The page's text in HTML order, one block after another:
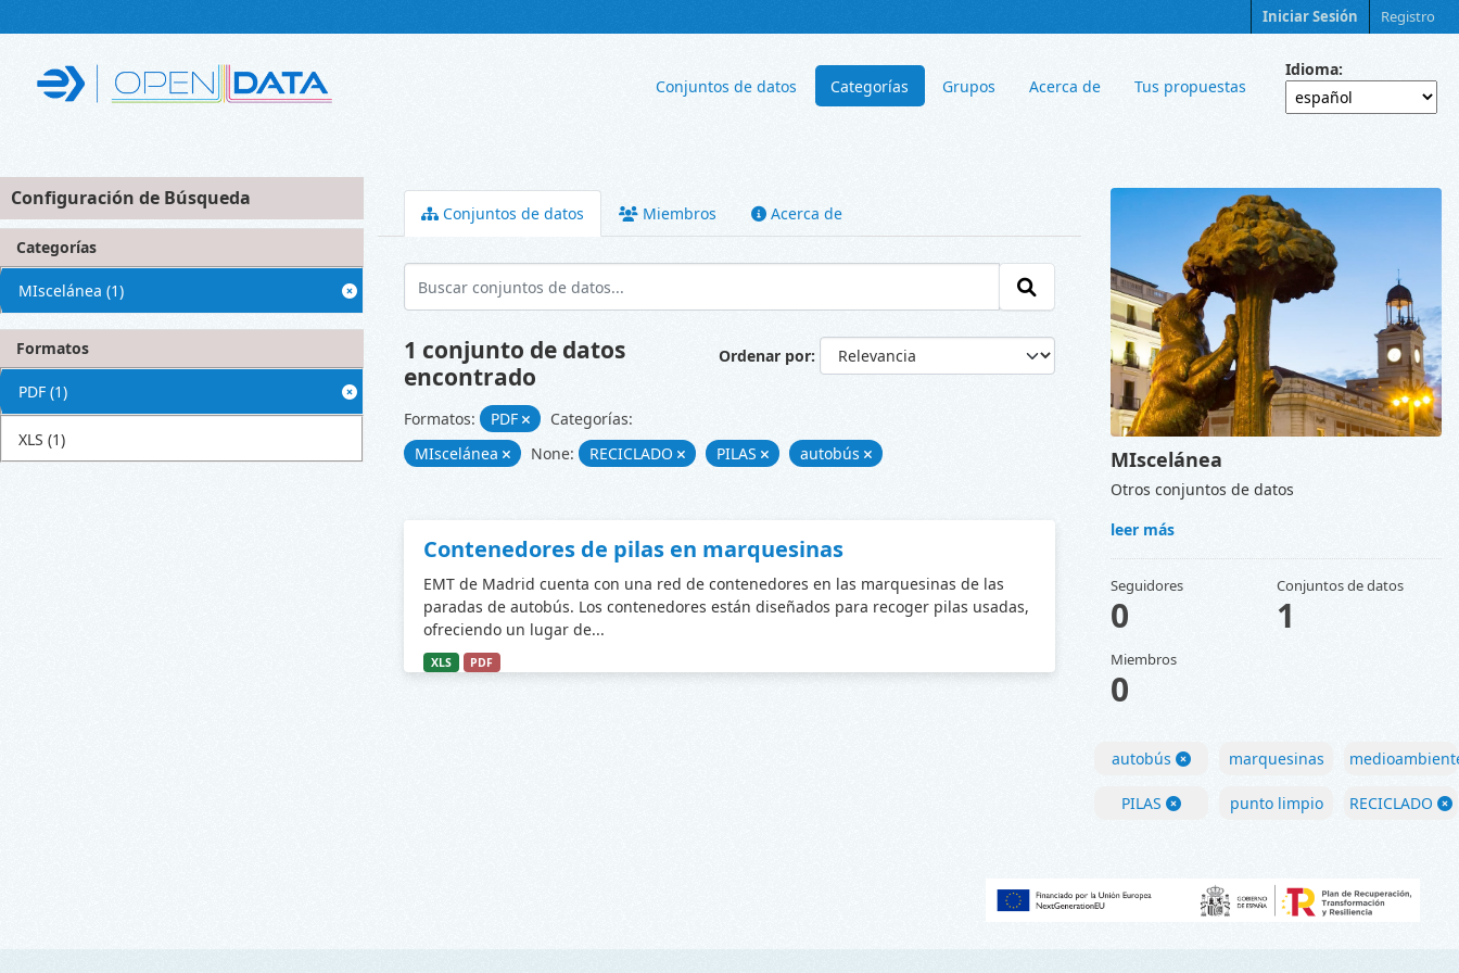
Iniciar Sesión Registro
Conjuntos de datos Categorías Grupos Acerca de Tus propuestas
Idioma
Configuración de Búsqueda
Categorías
MIscelánea (1)
Formatos
PDF (1)
XLS (1)
Conjuntos de datos Miembros Acerca de
Ordenar por
1 conjunto de datos
encontrado
Formatos: PDF
Categorías:
MIscelánea
None: RECICLADO PILAS autobús
Contenedores de pilas en marquesinas
EMT de Madrid cuenta con una red de contenedores en las marquesinas de las
paradas de autobús. Los contenedores están diseñados para recoger pilas usadas,
ofreciendo un lugar de...
XLS PDF
MIscelánea
Otros conjuntos de datos
leer más
Seguidores
0
Conjuntos de datos
1
Miembros
0
autobús marquesinas
PILAS punto limpio RECICLADO